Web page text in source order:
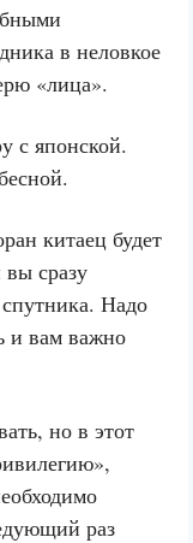
в неловкое
«лица».
с японской.
китаец будет
вы сразу
спутника. Надо
и вам важно
но в этот
раз